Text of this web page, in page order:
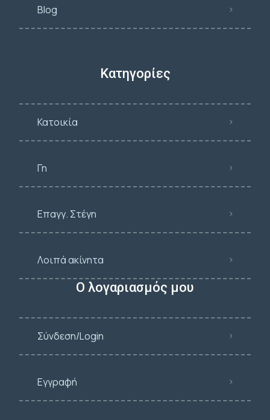
Blog
Κατηγορίες
Κατοικία
Γη
Επαγγ. Στέγη
Λοιπά ακίνητα
Ο λογαριασμός μου
Σύνδεση/Login
Εγγραφή